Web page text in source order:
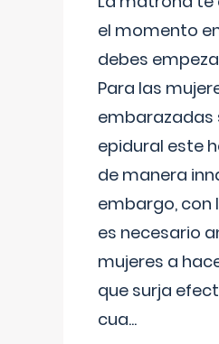
el momento
debes
Para las
embarazadas
epidural este
de manera
embargo, con
es necesario
mujeres a
que surja
cua...